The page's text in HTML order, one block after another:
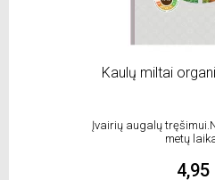
Kaulų miltai
Įvairių augalų
metų
4,95